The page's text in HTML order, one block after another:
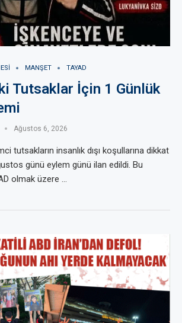
MANŞET TAYAD
Tutsaklar İçin 1 Günlük
Ağustos 6, 2026
tutsakların insanlık dışı koşullarına dikkat
günü eylem günü ilan edildi. Bu
olmak üzere …